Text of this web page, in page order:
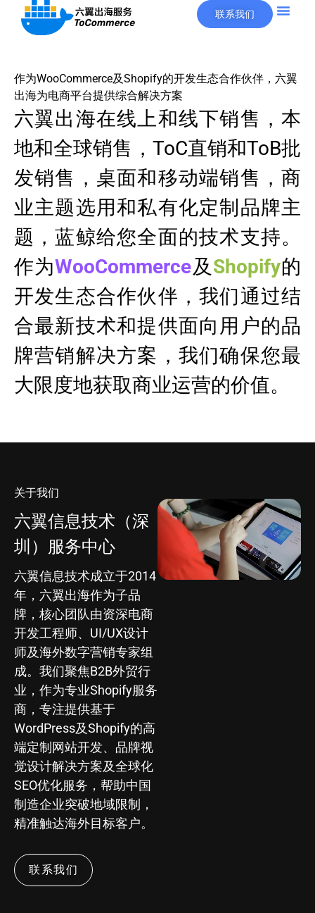
联系我们
作为WooCommerce及Shopify的开发生态合作伙伴，六翼
出海为电商平台提供综合解决方案
六翼出海在线上和线下销售，本
地和全球销售，ToC直销和ToB批
发销售，桌面和移动端销售，商
业主题选用和私有化定制品牌主
题，蓝鲸给您全面的技术支持。
作为WooCommerce及 Shopify的
开发生态合作伙伴，我们通过结
合最新技术和提供面向用户的品
牌营销解决方案，我们确保您最
大限度地获取商业运营的价值。
关于我们
六翼信息技术（深
圳）服务中心
六翼信息技术成立于2014
年，六翼出海作为子品
牌，核心团队由资深电商
开发工程师、UI/UX设计
师及海外数字营销专家组
成。我们聚焦B2B外贸行
业，作为专业Shopify服务
商，专注提供基于
WordPress及Shopify的高
端定制网站开发、品牌视
觉设计解决方案及全球化
SEO优化服务，帮助中国
制造企业突破地域限制，
精准触达海外目标客户。
联系我们